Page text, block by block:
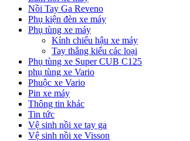
Nồi Tay Ga Reveno
Phụ kiện đèn xe máy
Phụ tùng xe máy
Kính chiếu hậu xe máy
Tay thắng kiểu các loại
Phụ tùng xe Super CUB C125
phụ tùng xe Vario
Phuộc xe Vario
Pin xe máy
Thông tin khác
Tin tức
Vệ sinh nồi xe tay ga
Vệ sinh nồi xe Visson